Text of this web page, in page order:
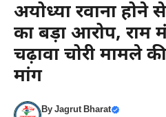
अयोध्या रवाना
का बड़ा आरोप, राम
चढ़ावा चोरी मामले
मांग
ByJagrut Bharat